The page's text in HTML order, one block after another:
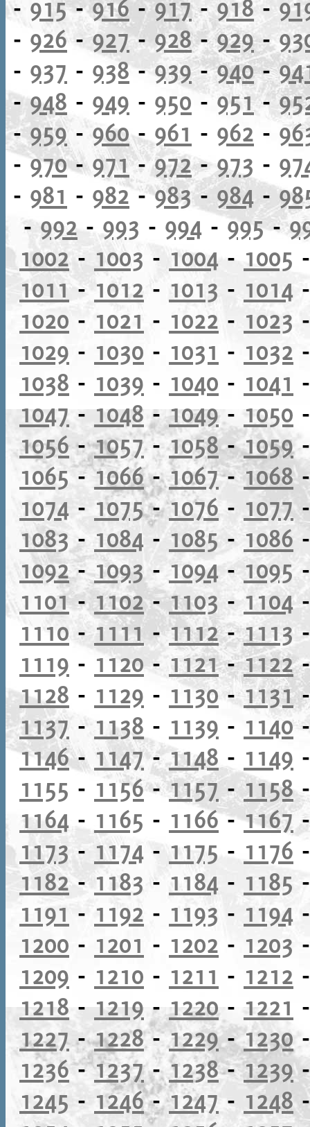
- 915-916-917- 918-
- 926 -927-928-929-
- 937 - 938-939-940-
-948 - 949 - 950 - 951-
-959 -960- 961 - 962 -
-970-971-972-973 -
- 981 - 982-983-984 -
-992 - 993 - 994 -995-
1002- 1003 - 1004 - 1005
1011-1012 - 1013 - 1014
1020 - 1021 - 1022 - 1023
1029 - 1030 - 1031 - 1032
1038 - 1039 - 1040 - 1041
1047 - 1048 -1049- 1050
1056-1057-1058-1059
1065-1066-1067-1068
1074 - 1075-1076 - 1077
1083 -1084 - 1085 - 1086
1092-1093 - 1094- 1095
1101-1102-1103 -1104
1110 -1111 -1112-1113
1119 - 1120-1121-1122
1128 - 1129 - 1130-1131
1137- 1138 - 1139 - 1140
1146- 1147-1148 - 1149
1155 - 1156-1157- 1158
1164 - 1165 - 1166-1167
1173 - 1174 - 1175 - 1176
1182- 1183 - 1184 - 1185
1191 - 1192 - 1193 - 1194
1200 - 1201 - 1202 - 1203
1209 - 1210 - 1211 - 1212
1218 - 1219 -1220- 1221
1227-1228-1229-1230
1236-1237-1238-1239
1245 - 1246-1247 - 1248